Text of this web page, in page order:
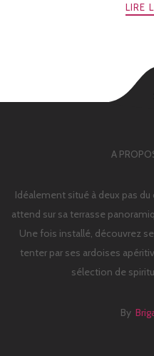
LIRE
A
Idéalement situé à deux pas
attend sur sa terrasse
Une fois installé, découvrez
tenter par ses ardoises
sélection de
By